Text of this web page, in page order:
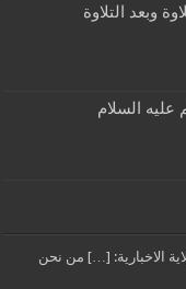
وبعد التلاوة
عليه السلام
الاخبارية: […] من نحن